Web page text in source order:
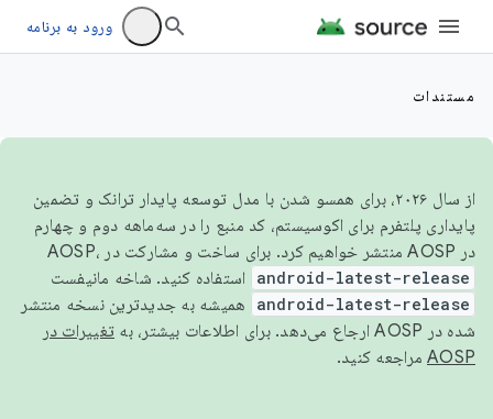
ورود به برنامه
مستندات
از سال ۲۰۲۶، برای همسو شدن با مدل توسعه پایدار ترانک و تضمین
پایداری پلتفرم برای اکوسیستم، کد منبع را در سه‌ماهه دوم و چهارم
در AOSP منتشر خواهیم کرد. برای ساخت و مشارکت در AOSP،
android-latest-release استفاده کنید. شاخه مانیفست
android-latest-release
همیشه به جدیدترین نسخه منتشر
شده در AOSP ارجاع می‌دهد. برای اطلاعات بیشتر، به
تغییرات در
AOSP مراجعه کنید.